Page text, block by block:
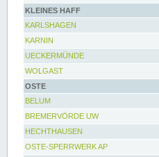
KLEINES HAFF
KARLSHAGEN
KARNIN
UECKERMÜNDE
WOLGAST
OSTE
BELUM
BREMERVÖRDE UW
HECHTHAUSEN
OSTE-SPERRWERK AP